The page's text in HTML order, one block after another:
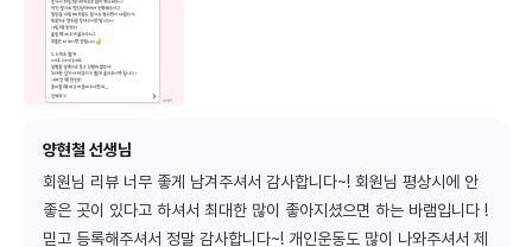
양현철 선생님
회원님 리뷰 너무 좋게 남겨주셔서 감사합니다~! 회원님 평상시에 안
좋은 곳이 있다고 하셔서 최대한 많이 좋아지셨으면 하는 바램입니다 !
믿고 등록해주셔서 정말 감사합니다~! 개인운동도 많이 나와주셔서 제